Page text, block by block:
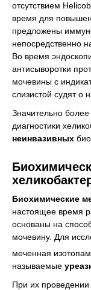
отсутствием
время для
предложены
непосредственно
Во время
антисыворотки
мочевины с
слизистой судят о
Значительно
диагностики
неинвазивных
Биохимические
настоящее время
основаны на
мочевину. Для
меченная
называемые
При их проведении